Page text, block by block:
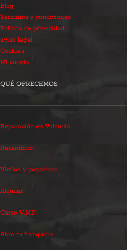
Blog
Términos y condiciones
Política de privacidad
aviso legal
Cookies
Mi cuenta
QUÉ OFRECEMOS
Reparación en Valencia
Recambios
Vinilos y pegatinas
Alquiler
Curso V.M.P.
Abre tu franquicia